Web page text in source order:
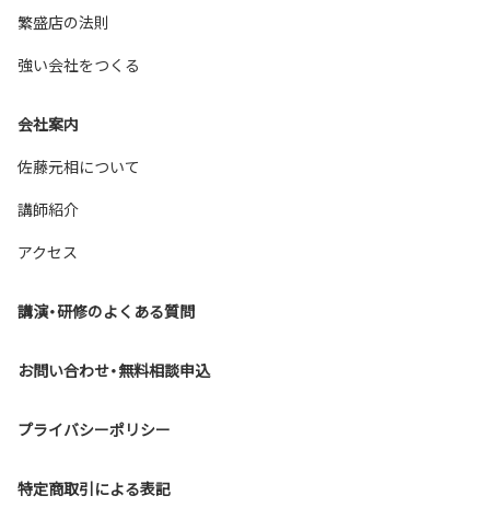
繁盛店の法則
強い会社をつくる
会社案内
佐藤元相について
講師紹介
アクセス
講演・研修のよくある質問
お問い合わせ・無料相談申込
プライバシーポリシー
特定商取引による表記